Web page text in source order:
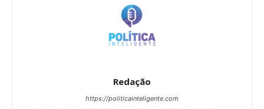
Redação
https://politicainteligente.com